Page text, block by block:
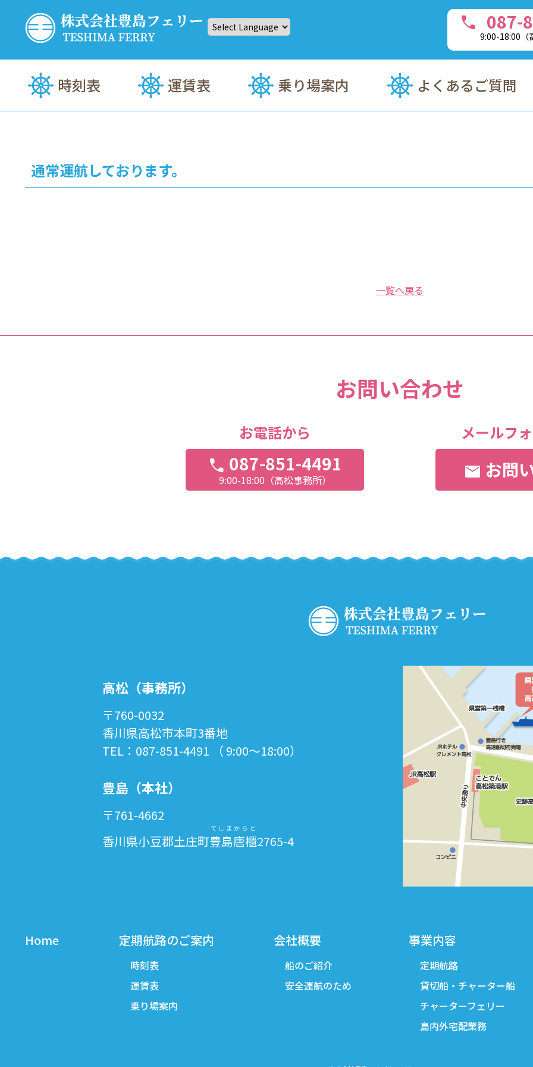
content
株式会社豊島(てしま)フェリー
高松⇔豊島(てしま)まで約35分！定期船・海上タクシー・フェリーチャーターのことなら、豊島(てしま)フェリーへ
call 087-
9:00-18:00（
時刻表 運賃表 乗り場案内 よくあるご質問
通常運航しております。
一覧へ戻る
お問い合わせ
お電話から
call 087-851-4491
9:00-18:00（高松事務所）
メールフ
mail お問
高松（事務所）
〒760-0032
香川県高松市本町3番地
TEL：087-851-4491 （ 9:00～18:00）
豊島（本社）
〒761-4662
香川県小豆郡土庄町豊島唐櫃
てしまからと
2765-4
Home 定期航路のご案内
時刻表
運賃表
乗り場案内
会社概要
船のご紹介
安全運航のため
事業内容
定期航路
貸切船・チャーター船
チャーターフェリー
島内外宅配業務